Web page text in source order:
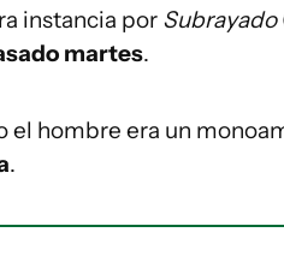
instancia por Subrayado
martes.
el hombre era un
.